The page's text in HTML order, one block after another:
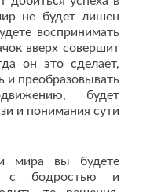
не будет лишен
воспринимать
вверх совершит
он это сделает,
и преобразовывать
будет
и понимания сути
мира вы будете
с бодростью и